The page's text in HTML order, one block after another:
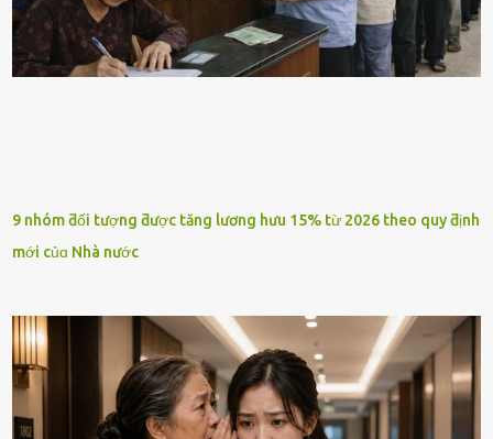
9 nhóm ƌối tượng ƌược tăng lương hưu 15% từ 2026 theo quy ƌịnh
mới củɑ Nhà nước